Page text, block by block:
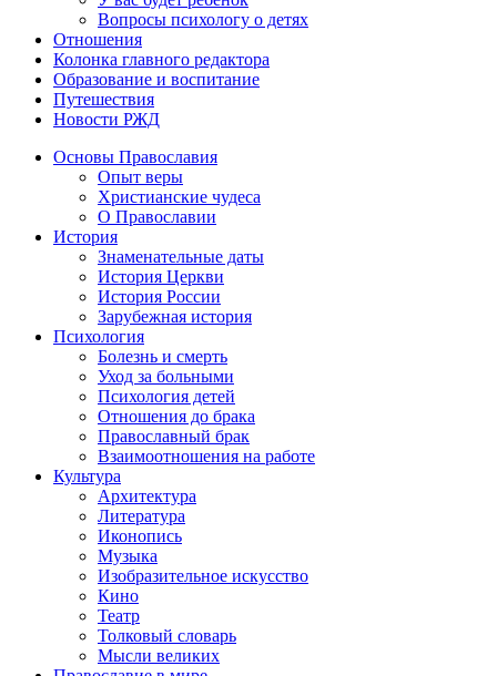
Вопросы психологу о детях
Отношения
Колонка главного редактора
Образование и воспитание
Путешествия
Новости РЖД
Основы Православия
Опыт веры
Христианские чудеса
О Православии
История
Знаменательные даты
История Церкви
История России
Зарубежная история
Психология
Болезнь и смерть
Уход за больными
Психология детей
Отношения до брака
Православный брак
Взаимоотношения на работе
Культура
Архитектура
Литература
Иконопись
Музыка
Изобразительное искусство
Кино
Театр
Толковый словарь
Мысли великих